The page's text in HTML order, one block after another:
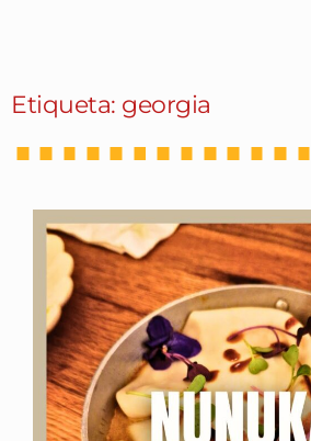
Etiqueta: georgia